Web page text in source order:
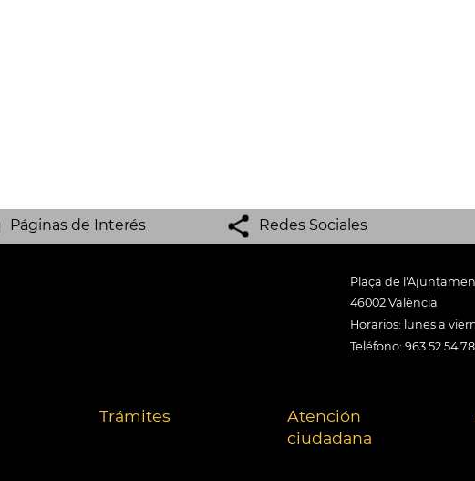
Páginas de Interés Redes Sociales
Plaça de
46002 València
Horarios: lunes a
Teléfono: 963 52 54 78
Trámites
Atención
ciudadana